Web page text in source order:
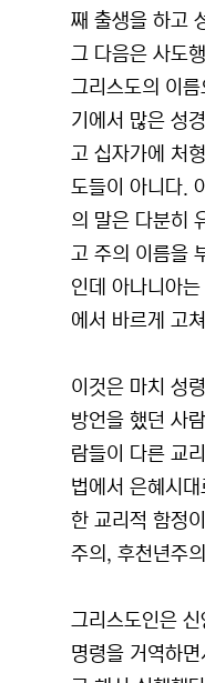
째 출생을 하고
그 다음은 사도
그리스도의 이
기에서 많은 성
고 십자가에 처
도들이 아니다.
의 말은 다분히
고 주의 이름을
인데 아나니아
에서 바르게 고
이것은 마치 성
방언을 했던 사
람들이 다른 교
법에서 은혜시
한 교리적 함정
주의, 후천년주
그리스도인은
명령을 거역하